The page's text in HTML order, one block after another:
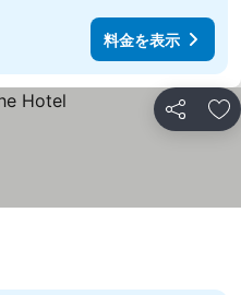
料金を表示
シェア お